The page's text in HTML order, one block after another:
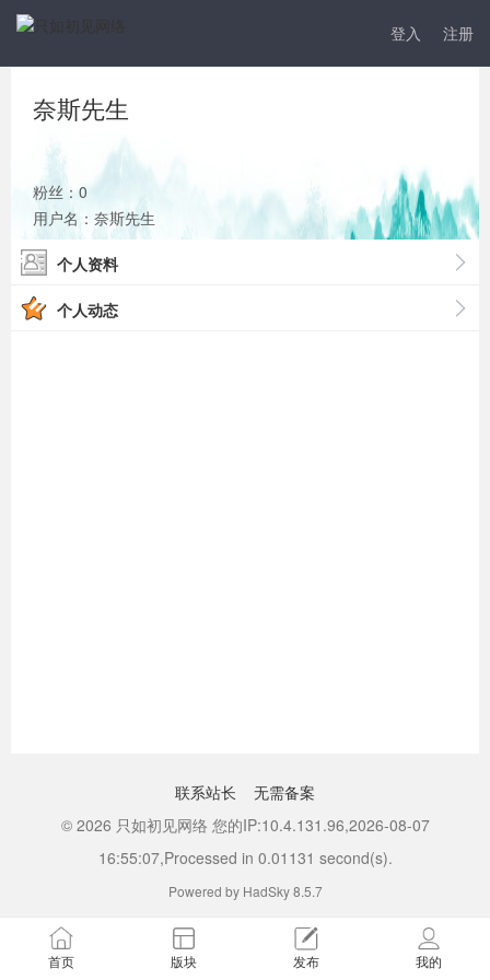
登入 注册
首页 版块 发布 我的
奈斯先生
粉丝：0
用户名：奈斯先生
个人资料
个人动态
联系站长
无需备案
© 2026 只如初见网络 您的IP:10.4.131.96,2026-08-07
16:55:07,Processed in 0.01131 second(s).
Powered by HadSky 8.5.7